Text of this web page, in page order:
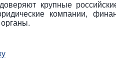
крупные
компании,